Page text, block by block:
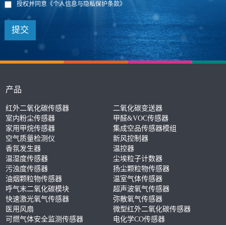
授权并同意《个人信息与隐私保护条款》
提交
产品
红外二氧化碳传感器
二氧化碳变送器
室内粉尘传感器
甲醛&VOC传感器
家用甲烷传感器
集成空品传感器模组
空气质量检测仪
新风控制器
香氛发生器
温控器
温湿度传感器
尘埃粒子计数器
污浊度传感器
扬尘颗粒物传感器
油烟颗粒物传感器
温室气体传感器
呼气末二氧化碳模块
超声波氧气传感器
快速激光氧气传感器
弥散氧气传感器
医用风扇
微型红外二氧化碳传感器
可燃气体安全监测传感器
电化学CO传感器